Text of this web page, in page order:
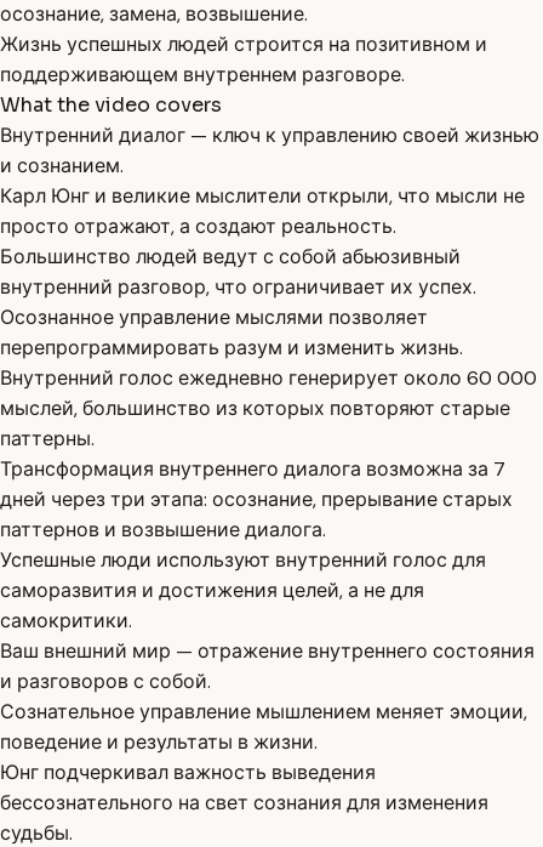
осознание, замена, возвышение.
Жизнь успешных людей строится на позитивном и
поддерживающем внутреннем разговоре.
What the video covers
Внутренний диалог — ключ к управлению своей жизнью
и сознанием.
Карл Юнг и великие мыслители открыли, что мысли не
просто отражают, а создают реальность.
Большинство людей ведут с собой абьюзивный
внутренний разговор, что ограничивает их успех.
Осознанное управление мыслями позволяет
перепрограммировать разум и изменить жизнь.
Внутренний голос ежедневно генерирует около 60 000
мыслей, большинство из которых повторяют старые
паттерны.
Трансформация внутреннего диалога возможна за 7
дней через три этапа: осознание, прерывание старых
паттернов и возвышение диалога.
Успешные люди используют внутренний голос для
саморазвития и достижения целей, а не для
самокритики.
Ваш внешний мир — отражение внутреннего состояния
и разговоров с собой.
Сознательное управление мышлением меняет эмоции,
поведение и результаты в жизни.
Юнг подчеркивал важность выведения
бессознательного на свет сознания для изменения
судьбы.